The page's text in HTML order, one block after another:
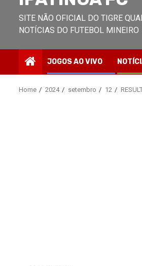
SITE NÃO OFICIAL DO TIGRE
NOTÍCIAS DO FUTEBOL MINEIRO
JOGOS AO VIVO
Home 2024 setembro 12